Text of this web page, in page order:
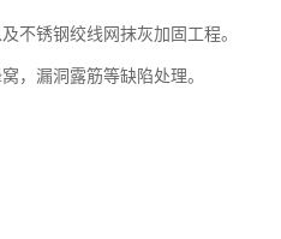
不锈钢绞线网抹灰加固工程。
，漏洞露筋等缺陷处理。